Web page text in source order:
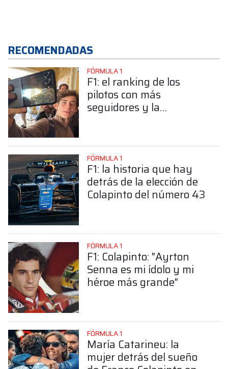
RECOMENDADAS
FÓRMULA 1
F1: el ranking de los
pilotos con más
seguidores y la
FÓRMULA 1
F1: la historia que hay
detrás de la elección de
Colapinto del número 43
FÓRMULA 1
F1: Colapinto: "Ayrton
Senna es mi ídolo y mi
héroe más grande"
FÓRMULA 1
María Catarineu: la
mujer detrás del sueño